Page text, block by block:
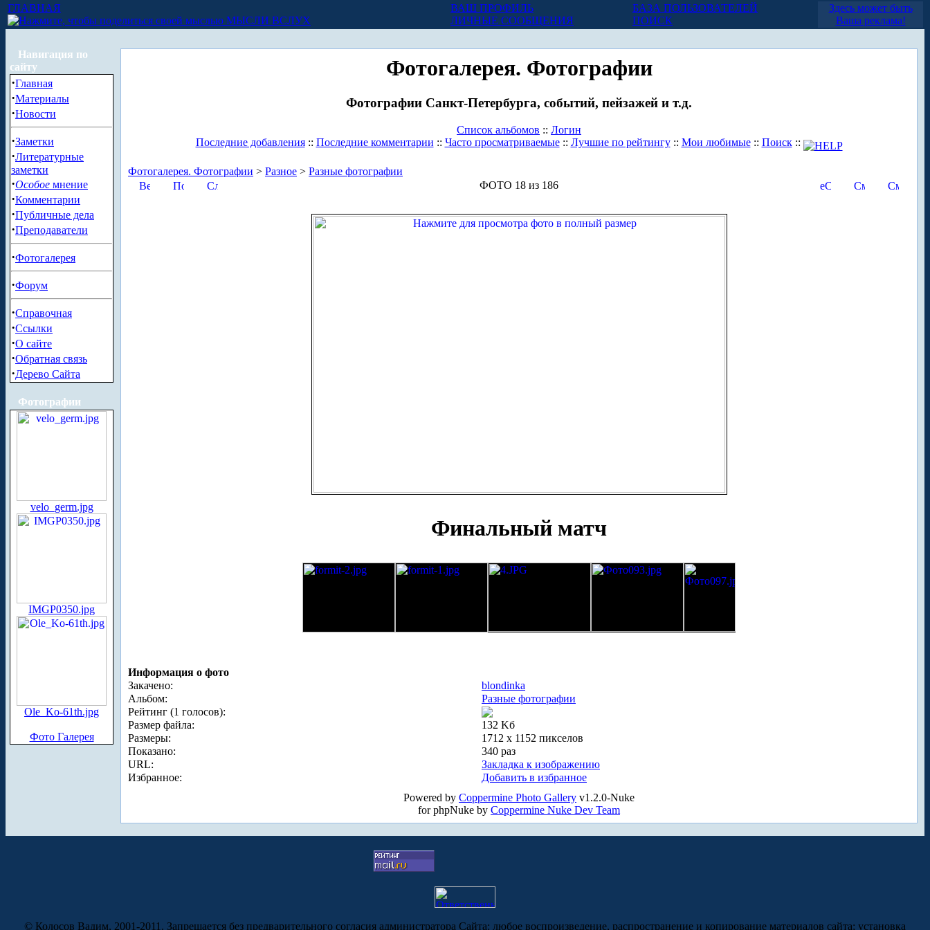
ГЛАВНАЯ
МЫСЛИ ВСЛУХ
ВАШ ПРОФИЛЬ
ЛИЧНЫЕ СООБЩЕНИЯ
БАЗА ПОЛЬЗОВАТЕЛЕЙ
ПОИСК
Здесь может быть
Ваша реклама!
Навигация по
сайту
·Главная
·Материалы
·Новости
·Заметки
·Литературные
заметки
·Особое мнение
·Комментарии
·Публичные дела
·Преподаватели
·Фотогалерея
·Форум
·Справочная
·Ссылки
·О сайте
·Обратная связь
·Дерево Сайта
Фотографии
velo_germ.jpg
IMGP0350.jpg
Ole_Ko-61th.jpg
Фото Галерея
Фотогалерея. Фотографии
Фотографии Санкт-Петербурга, событий, пейзажей и т.д.
Список альбомов :: Логин
Последние добавления:: Последние комментарии :: Часто просматриваемые:: Лучшие по рейтингу:: Мои любимые:: Поиск::
Фотогалерея. Фотографии > Разное > Разные фотографии
ФОТО 18 из 186
Финальный матч
Информация о фото
Закачено:
blondinka
Альбом:
Разные фотографии
Рейтинг (1 голосов):
Размер файла:
132 Kб
Размеры:
1712 x 1152 пикселов
Показано:
340 раз
URL:
Закладка к изображению
Избранное:
Добавить в избранное
Powered by Coppermine Photo Gallery v1.2.0-Nuke
for phpNuke by Coppermine Nuke Dev Team
© Колосов Вадим, 2001-2011. Запрещается без предварительного согласия администратора Сайта: любое воспроизведение, распространение и копирование материалов сайта; установка